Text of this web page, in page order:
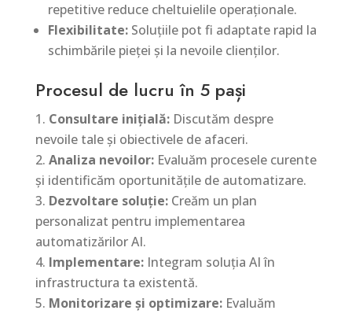
repetitive reduce cheltuielile operaționale.
Flexibilitate:Soluțiile pot fi adaptate rapid la
schimbările pieței și la nevoile clienților.
Procesul de lucru în 5 pași
Consultare inițială:Discutăm despre
nevoile tale și obiectivele de afaceri.
Analiza nevoilor:Evaluăm procesele curente
și identificăm oportunitățile de automatizare.
Dezvoltare soluție:Creăm un plan
personalizat pentru implementarea
automatizărilor AI.
Implementare:Integram soluția AI în
infrastructura ta existentă.
Monitorizare și optimizare:Evaluăm